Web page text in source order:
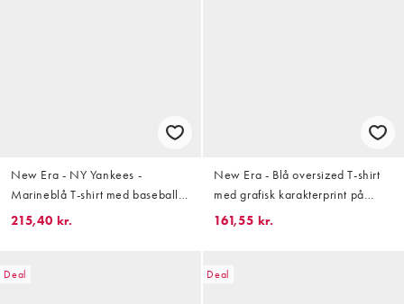
New Era - NY Yankees -
Marineblå T-shirt med baseball-
grafik og print på ryggen
215,40 kr.
New Era - Blå oversized T-shirt
med grafisk karakterprint på
ryggen
161,55 kr.
Deal Deal